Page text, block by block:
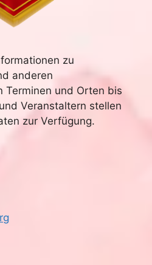
zu
anderen
Terminen und Orten bis
Veranstaltern stellen
zur Verfügung.